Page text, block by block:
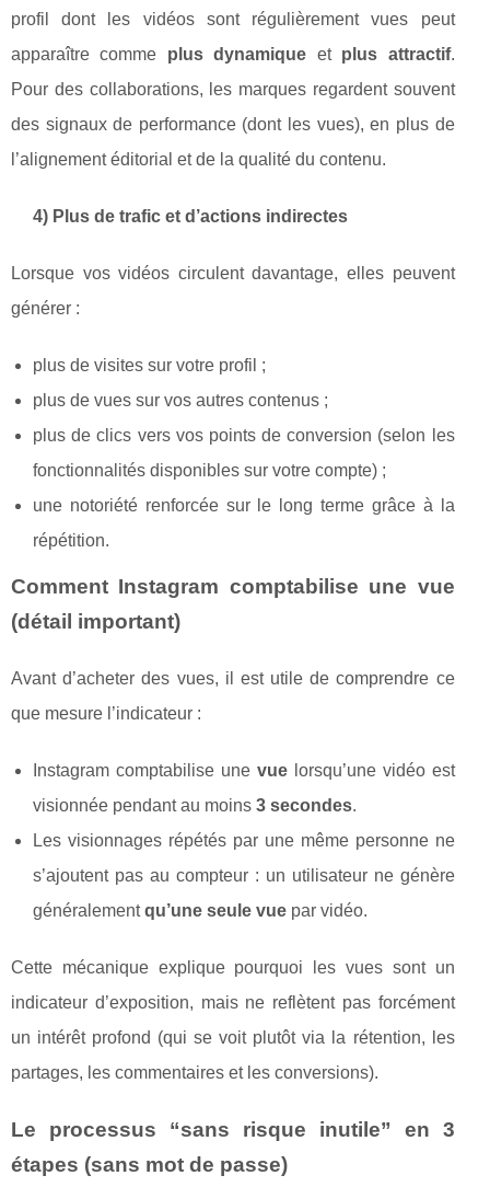
profil dont les vidéos sont régulièrement vues peut
apparaître comme plus dynamique et plus attractif.
Pour des collaborations, les marques regardent souvent
des signaux de performance (dont les vues), en plus de
l’alignement éditorial et de la qualité du contenu.
4) Plus de trafic et d’actions indirectes
Lorsque vos vidéos circulent davantage, elles peuvent
générer :
plus de visites sur votre profil ;
plus de vues sur vos autres contenus ;
plus de clics vers vos points de conversion (selon les
fonctionnalités disponibles sur votre compte) ;
une notoriété renforcée sur le long terme grâce à la
répétition.
Comment Instagram comptabilise une vue
(détail important)
Avant d’acheter des vues, il est utile de comprendre ce
que mesure l’indicateur :
Instagram comptabilise une vuelorsqu’une vidéo est
visionnée pendant au moins 3 secondes.
Les visionnages répétés par une même personne ne
s’ajoutent pas au compteur : un utilisateur ne génère
généralementqu’une seule vue par vidéo.
Cette mécanique explique pourquoi les vues sont un
indicateur d’exposition, mais ne reflètent pas forcément
un intérêt profond (qui se voit plutôt via la rétention, les
partages, les commentaires et les conversions).
Le processus “sans risque inutile” en 3
étapes (sans mot de passe)